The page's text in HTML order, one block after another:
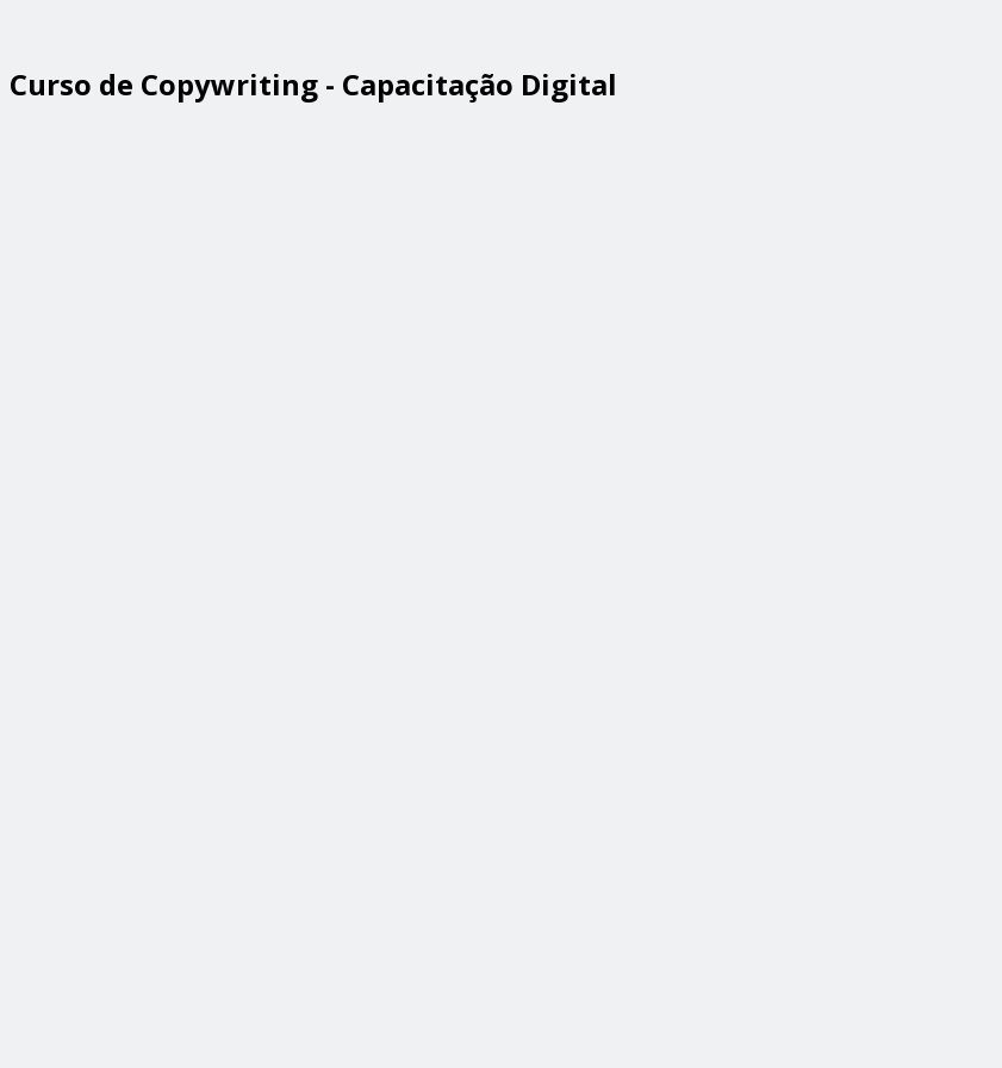
Curso de Copywriting - Capacitação Digital